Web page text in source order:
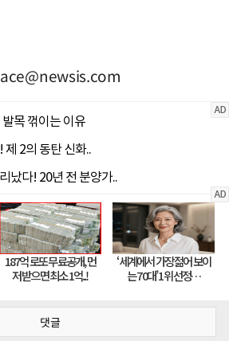
ace@newsis.com
댓글